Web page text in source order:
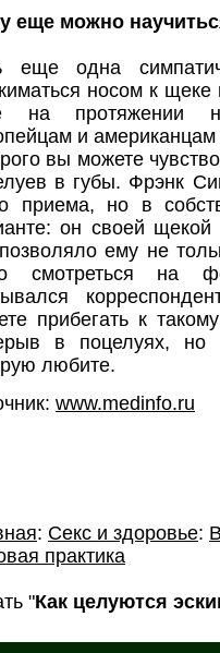
еще можно
еще одна
носом к щеке
на протяжении
и
вы можете
в губы. Фрэнк
приема, но в
он своей
ему не
смотреться на
прибегать к
в поцелуях, но
любите.
www.medinfo.ru
: Секс и здоровье:
практика
"Как целуются